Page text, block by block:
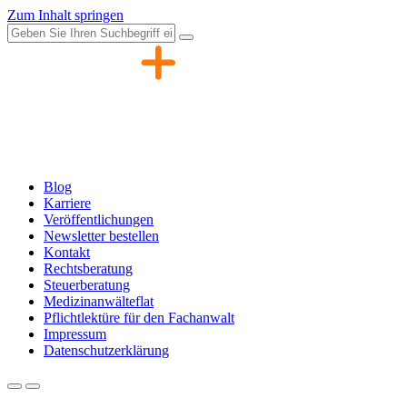
Zum Inhalt springen
Blog
Karriere
Veröffentlichungen
Newsletter bestellen
Kontakt
Rechtsberatung
Steuerberatung
Medizinanwälteflat
Pflichtlektüre für den Fachanwalt
Impressum
Datenschutzerklärung